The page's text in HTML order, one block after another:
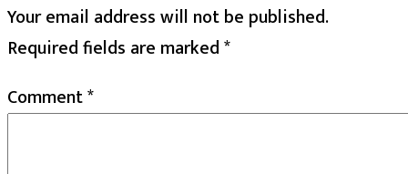
Your email address will not be published.
Required fields are marked*
Comment*